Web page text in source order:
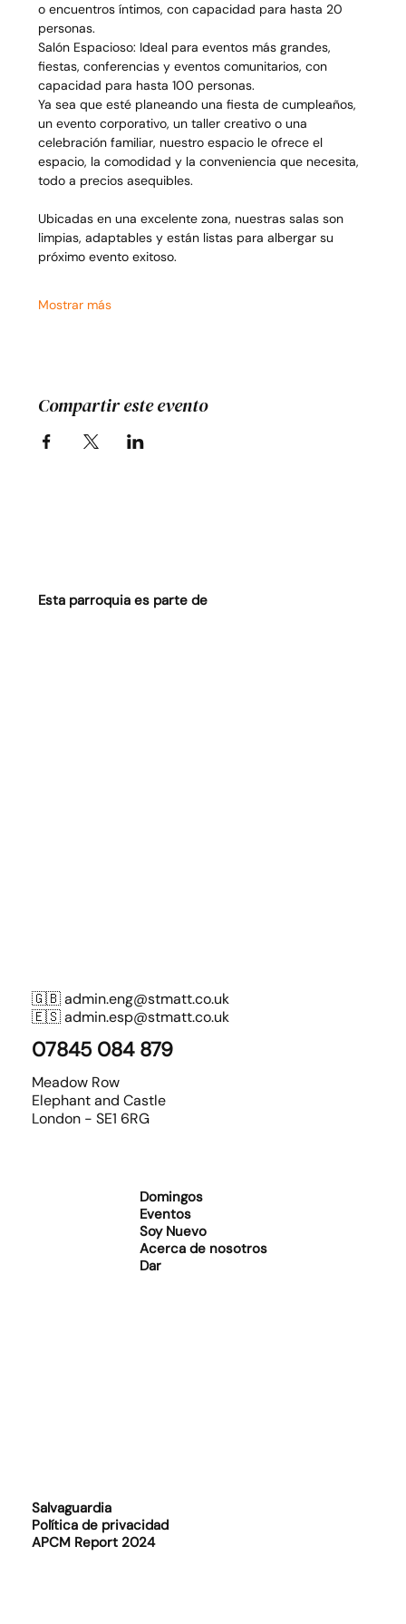
o encuentros íntimos, con capacidad para hasta 20
personas.
Salón Espacioso: Ideal para eventos más grandes,
fiestas, conferencias y eventos comunitarios, con
capacidad para hasta 100 personas.
Ya sea que esté planeando una fiesta de cumpleaños,
un evento corporativo, un taller creativo o una
celebración familiar, nuestro espacio le ofrece el
espacio, la comodidad y la conveniencia que necesita,
todo a precios asequibles.
Ubicadas en una excelente zona, nuestras salas son
limpias, adaptables y están listas para albergar su
próximo evento exitoso.
Mostrar más
Compartir este evento
Esta parroquia es parte de
🇬🇧admin.eng@stmatt.co.uk
🇪🇸admin.esp@stmatt.co.uk
07845 084 879
Meadow Row
Elephant and Castle
London - SE1 6RG
Domingos
Eventos
Soy Nuevo
Acerca de nosotros
Dar
Salvaguardia
Política de privacidad
APCM Report 2024